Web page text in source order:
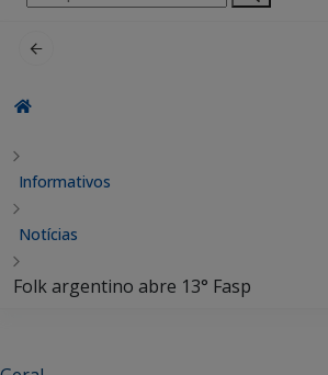
por:
Informativos
Notícias
Folk argentino abre 13° Fasp